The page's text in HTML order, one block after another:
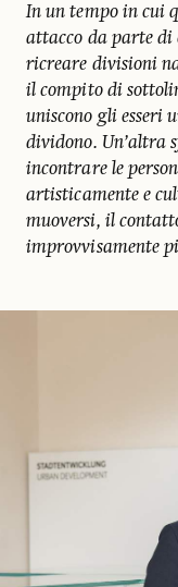
In un tempo in cui
attacco da parte di
ricreare divisioni
il compito di
uniscono gli esseri
dividono. Un’altra
incontrare le
artisticamente e
muoversi, il
improvvisamente